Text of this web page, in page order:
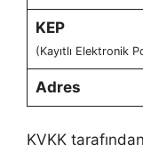
KEP
(Kayıtlı Elektronik
Adres
KVKK